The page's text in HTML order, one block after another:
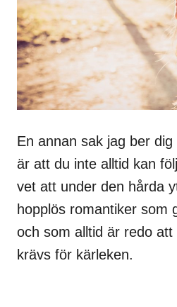
En annan sak jag ber
är att du inte alltid kan
vet att under den hårda
hopplös romantiker som
och som alltid är redo
krävs för kärleken.